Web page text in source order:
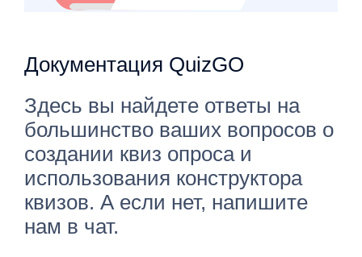
Документация QuizGO
Здесь вы найдете ответы на
большинство ваших вопросов о
создании квиз опроса и
использования конструктора
квизов. А если нет, напишите
нам в чат.